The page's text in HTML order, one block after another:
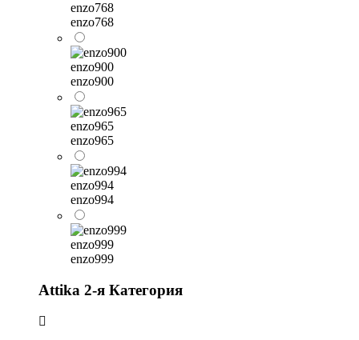
enzo768
enzo768
enzo900
enzo900
enzo965
enzo965
enzo994
enzo994
enzo999
enzo999
Attika 2-я Категория